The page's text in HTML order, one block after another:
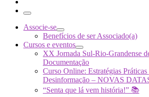
Menu
Associe-se
Benefícios de ser Associado(a)
Cursos e eventos
XX Jornada Sul-Rio-Grandense
Documentação
Curso Online: Estratégias Práticas
Desinformação – NOVAS
“Senta que lá vem história!” 📚